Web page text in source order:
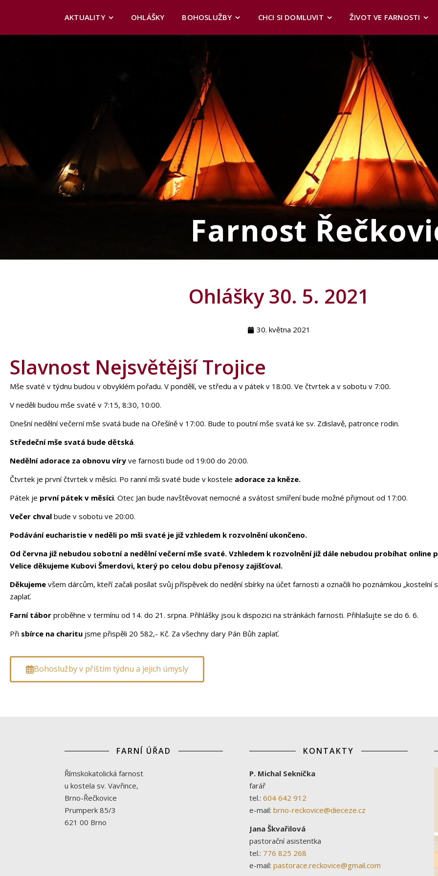
AKTUALITY OHLÁŠKY BOHOSLUŽBY CHCI SI DOMLUVIT ŽIVOT VE FARNOSTI
Farnost
Ohlášky 30. 5. 2021
30. května 2021
Slavnost Nejsvětější Trojice
Mše svaté v týdnu budou v obvyklém pořadu. V pondělí, ve středu a v pátek v 18:00. Ve čtvrtek a v sobotu v 7:00.
V neděli budou mše svaté v 7:15, 8:30, 10:00.
Dnešní nedělní večerní mše svatá bude na Ořešíně v 17:00. Bude to poutní mše svatá ke sv. Zdislavě, patronce rodin.
Středeční mše svatá bude dětská.
Nedělní adorace za obnovu víry ve farnosti bude od 19:00 do 20:00.
Čtvrtek je první čtvrtek v měsíci. Po ranní mši svaté bude v kostele adorace za kněze.
Pátek je první pátek v měsíci. Otec Jan bude navštěvovat nemocné a svátost smíření bude možné přijmout od 17:00.
Večer chval bude v sobotu ve 20:00.
Podávání eucharistie v neděli po mši svaté je již vzhledem k rozvolnění ukončeno.
Od června již nebudou sobotní a nedělní večerní mše svaté. Vzhledem k rozvolnění již dále nebudou probíhat online
Velice děkujeme Kubovi Šmerdovi, který po celou dobu přenosy zajišťoval.
Děkujeme všem dárcům, kteří začali posílat svůj příspěvek do nedění sbírky na účet farnosti a označili ho poznámkou „kostelní
zaplať.
Farní tábor proběhne v termínu od 14. do 21. srpna. Přihlášky jsou k dispozici na stránkách farnosti. Přihlašujte se do 6. 6.
Při sbírce na charitu jsme přispěli 20 582,- Kč. Za všechny dary Pán Bůh zaplať.
Bohoslužby v příštím týdnu a jejich úmysly
FARNÍ ÚŘAD
Římskokatolická farnost
u kostela sv. Vavřince,
Brno-Řečkovice
Prumperk 85/3
621 00 Brno
KONTAKTY
P. Michal Seknička
farář
tel.: 604 642 912
e-mail: brno-reckovice@dieceze.cz
Jana Škvařilová
pastorační asistentka
tel.: 776 825 268
e-mail: pastorace.reckovice@gmail.com